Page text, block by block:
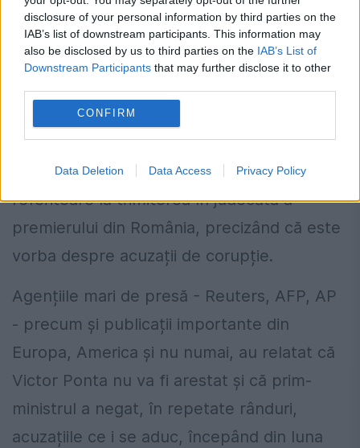
disclosure of your personal information by third parties on the
IAB’s list of downstream participants. This information may
also be disclosed by us to third parties on the IAB’s List of
Downstream Participants that may further disclose it to other
CONFIRM
Data Deletion Data Access Privacy Policy
FOTO:Laurențiu Ciurel
Presa străină, despre trimiterea în
judecată a lui Victor Ponta
Presa internațională a difuzat, ieri, știrea
referitoare la trimiterea în judecată a
premierului din România, precizând că este
vorba despre acuzații de corupție.
Agențiile mari de presă - Reuters, AFP, AP
- precum și publicații importante din
Europa, America și nu numai, au relatat că
Victor Ponta nu va fi arestat și că prim-
ministrul a negat, în repetate rânduri,
acuzațiile ce i se aduc, începând din luna